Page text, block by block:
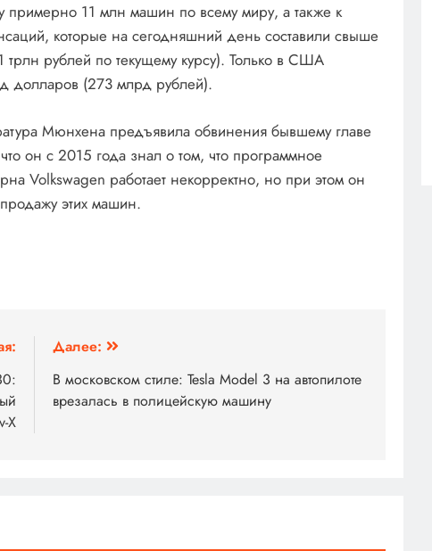
примерно 11 млн машин по всему миру, а также к
которые на сегодняшний день составили свыше
рублей по текущему курсу). Только в США
долларов (273 млрд рублей).
Мюнхена предъявила обвинения бывшему главе
он с 2015 года знал о том, что программное
Volkswagen работает некорректно, но при этом он
этих машин.
X
Далее:
В московском стиле: Tesla Model 3 на автопилоте
врезалась в полицейскую машину